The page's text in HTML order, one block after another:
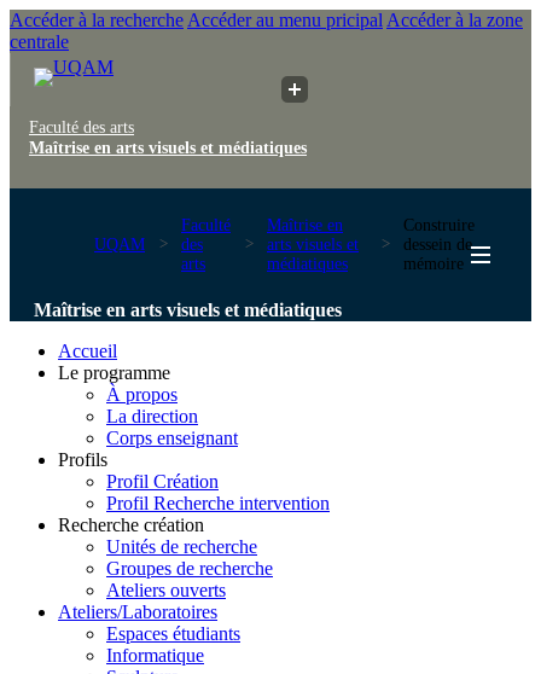
Accéder à la recherche Accéder au menu pricipal Accéder à la zone
centrale
Faculté des arts
Maîtrise en arts visuels et médiatiques
UQAM
Faculté
des
arts
Maîtrise en
arts visuels et
médiatiques
Construire
dessein de
mémoire
Maîtrise en arts visuels et médiatiques
Accueil
Le programme
À propos
La direction
Corps enseignant
Profils
Profil Création
Profil Recherche intervention
Recherche création
Unités de recherche
Groupes de recherche
Ateliers ouverts
Ateliers/Laboratoires
Espaces étudiants
Informatique